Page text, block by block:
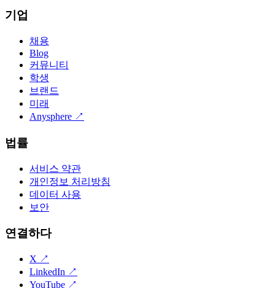
기업
채용
Blog
커뮤니티
학생
브랜드
미래
Anysphere ↗
법률
서비스 약관
개인정보 처리방침
데이터 사용
보안
연결하다
X ↗
LinkedIn ↗
YouTube ↗